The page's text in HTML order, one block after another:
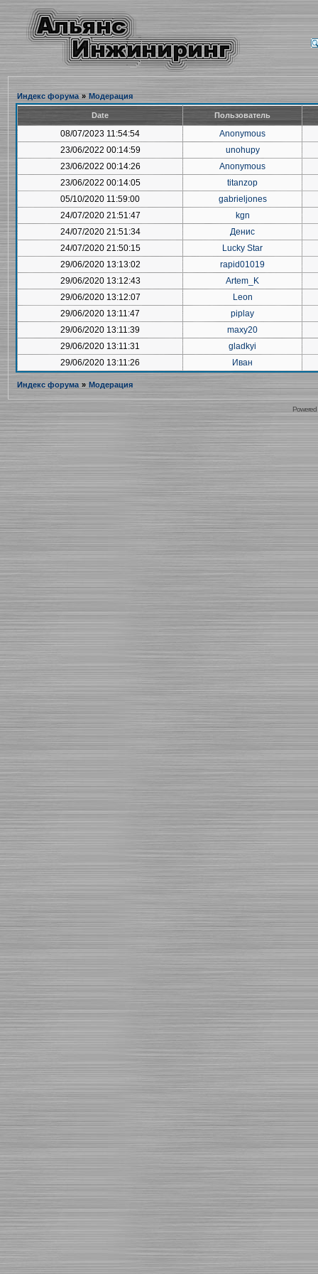
Индекс форума » Модерация
Date Пользователь
08/07/2023 11:54:54
Anonymous
23/06/2022 00:14:59
unohupy
23/06/2022 00:14:26
Anonymous
23/06/2022 00:14:05
titanzop
05/10/2020 11:59:00
gabrieljones
24/07/2020 21:51:47
kgn
24/07/2020 21:51:34
Денис
24/07/2020 21:50:15
Lucky Star
29/06/2020 13:13:02
rapid01019
29/06/2020 13:12:43
Artem_K
29/06/2020 13:12:07
Leon
29/06/2020 13:11:47
piplay
29/06/2020 13:11:39
maxy20
29/06/2020 13:11:31
gladkyi
29/06/2020 13:11:26
Иван
Индекс форума » Модерация